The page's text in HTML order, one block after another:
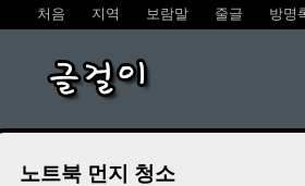
처음 지역 보람말 줄글 방명
글걸이
노트북 먼지 청소